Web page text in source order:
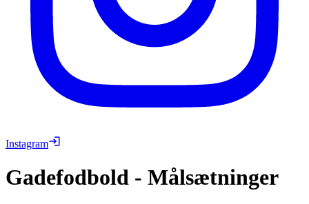
Instagram
Gadefodbold - Målsætninger